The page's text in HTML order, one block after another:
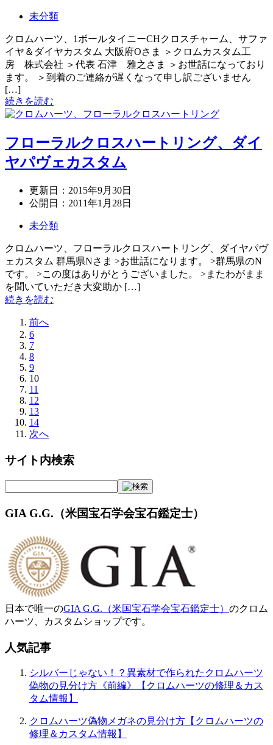
未分類
クロムハーツ、1ボールタイニーCHクロスチャーム、サファ
イヤ＆ダイヤカスタム 大阪府Oさま ＞クロムカスタム工
房 株式会社 ＞代表 石津 雅之さま ＞お世話になっており
ます。 ＞到着のご連絡が遅くなって申し訳ございません
[…]
続きを読む
フローラルクロスハートリング、ダイ
ヤパヴェカスタム
更新日： 2015年9月30日
公開日： 2011年1月28日
未分類
クロムハーツ、フローラルクロスハートリング、ダイヤパヴ
ェカスタム 群馬県Nさま >お世話になります。 >群馬県のN
です。 >この度はありがとうございました。 >またわがまま
を聞いていただき大変助か […]
続きを読む
前へ
6
7
8
9
10
11
12
13
14
次へ
サイト内検索
GIA G.G.（米国宝石学会宝石鑑定士）
日本で唯一のGIA G.G.（米国宝石学会宝石鑑定士） のクロム
ハーツ、カスタムショップです。
人気記事
シルバーじゃない！？異素材で作られたクロムハーツ
偽物の見分け方《前編》【クロムハーツの修理＆カス
タム情報】
クロムハーツ偽物メガネの見分け方【クロムハーツの
修理＆カスタム情報】